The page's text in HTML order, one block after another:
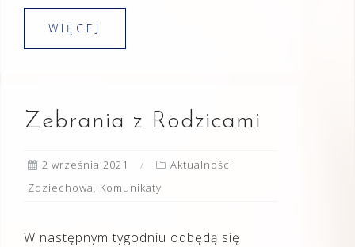
WIĘCEJ
Zebrania z Rodzicami
2 września 2021
Aktualności
Zdziechowa, Komunikaty
W następnym tygodniu odbędą się